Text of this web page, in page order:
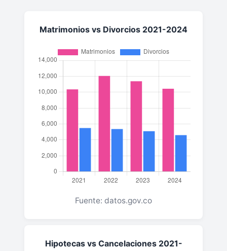
Matrimonios vs Divorcios 2021-2024
Fuente: datos.gov.co
Hipotecas vs Cancelaciones 2021-